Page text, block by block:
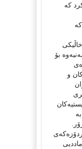
که‌
جیاکاری(تفاضلی) Differential که‌
بۆ
و